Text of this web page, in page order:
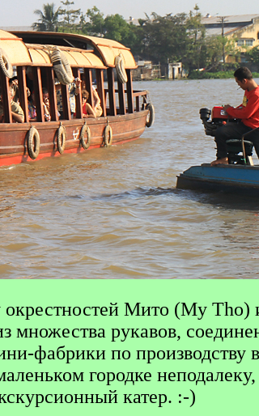
Мито (My
множества рукавов,
фабрики по
городке
катер. :-)